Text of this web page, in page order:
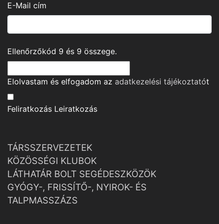
E-Mail cím
Ellenőrzőkód 9 és 9 összege.
Elolvastam és elfogadom az adatkezelési tájékoztatót
Feliratkozás Leiratkozás
TÁRSSZERVEZETEK
KÖZÖSSÉGI KLUBOK
LÁTHATÁR BOLT SEGÉDESZKÖZÖK
GYÓGY-, FRISSÍTŐ-, NYIROK- ÉS
TALPMASSZÁZS